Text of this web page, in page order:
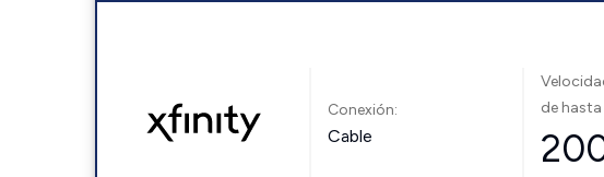
Conexión:
Cable
de hasta